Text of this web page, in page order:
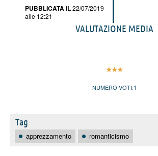
PUBBLICATA IL22/07/2019
alle 12:21
VALUTAZIONE MEDIA
NUMERO VOTI:1
Tag
apprezzamento romanticismo